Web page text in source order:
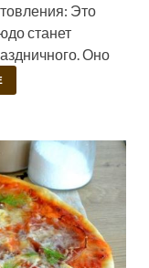
Это
станет
Оно